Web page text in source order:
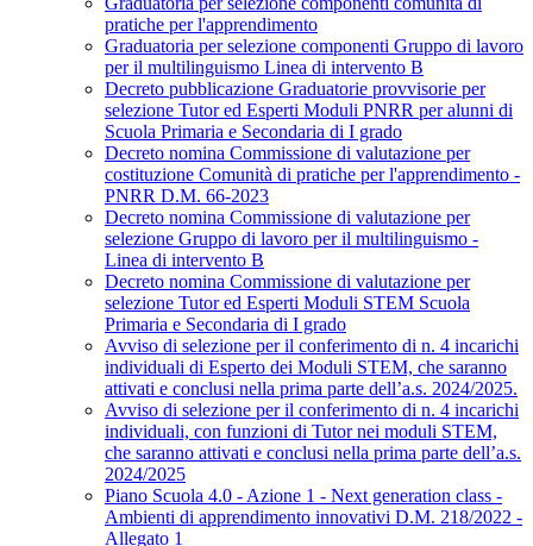
pratiche per l'apprendimento
Graduatoria per selezione componenti Gruppo di lavoro
per il multilinguismo Linea di intervento B
Decreto pubblicazione Graduatorie provvisorie per
selezione Tutor ed Esperti Moduli PNRR per alunni di
Scuola Primaria e Secondaria di I grado
Decreto nomina Commissione di valutazione per
costituzione Comunità di pratiche per l'apprendimento -
PNRR D.M. 66-2023
Decreto nomina Commissione di valutazione per
selezione Gruppo di lavoro per il multilinguismo -
Linea di intervento B
Decreto nomina Commissione di valutazione per
selezione Tutor ed Esperti Moduli STEM Scuola
Primaria e Secondaria di I grado
Avviso di selezione per il conferimento di n. 4 incarichi
individuali di Esperto dei Moduli STEM, che saranno
attivati e conclusi nella prima parte dell’a.s. 2024/2025.
Avviso di selezione per il conferimento di n. 4 incarichi
individuali, con funzioni di Tutor nei moduli STEM,
che saranno attivati e conclusi nella prima parte dell’a.s.
2024/2025
Piano Scuola 4.0 - Azione 1 - Next generation class -
Ambienti di apprendimento innovativi D.M. 218/2022 -
Allegato 1